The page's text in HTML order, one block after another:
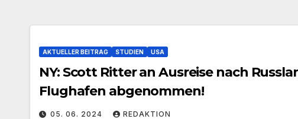
AKTUELLER BEITRAG STUDIEN USA
NY: Scott Ritter an Ausreise nach
Flughafen abgenommen!
05. 06. 2024 REDAKTION